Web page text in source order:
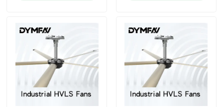
Hakkımızda
Fabrika turu